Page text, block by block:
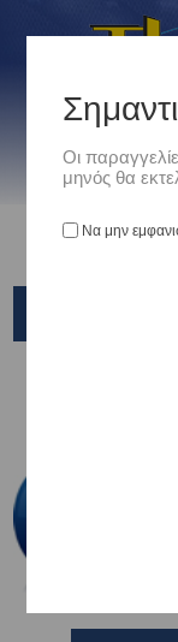
Οι
μηνός θα
Να μην